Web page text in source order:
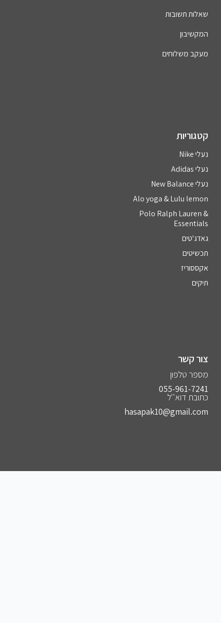
שאלות תשובות
המקשיבון
מעקב משלוחים
קטגוריות
נעלי Nike
נעלי Adidas
נעלי New Balance
Alo yoga & Lulu lemon
Polo Ralph Lauren &
Essentials
גאדג'טים
תכשיטים
אקססוריז
תיקים
צור קשר
מספר טלפון
055-961-7241⁩
כתובת דוא''ל
hasapak10@gmail.com